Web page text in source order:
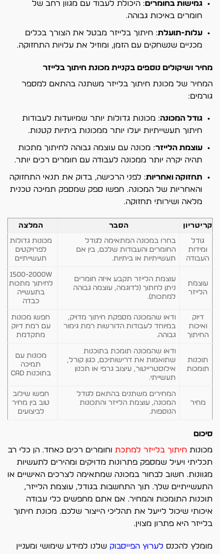
גמישות בחומרים: היכולת לעבוד עם מגוון רחב של
חומרים באיכות גבוהה.
עלות-תועלת: חיתוך בלייזר מבטל את הצורך בכלים
מכניים שנשחקים עם הזמן, ומוזיל את עלויות התחזוקה.
מחיר ושיקולים נוספים בקניית מכונת חיתוך בלייזר
המחיר של מכונת חיתוך בלייזר משתנה בהתאם למספר
גורמים:
גודל המכונה: מכונות גדולות יותר שמיועדות לעבודות
חיתוך תעשייתיות יעלו יותר ממכונות ביתיות קטנות.
עוצמת הלייזר: מכונה עם עוצמה גבוהה לחיתוך מתכות
תהיה יקרה יותר ממכונה לעבודה עם חומרים רכים יותר.
תחזוקה ואחריות: לפני הרכישה, בדוק את תנאי התחזוקה
והאחריות של המכונה. חפשו ספק שמספק תמיכה טכנית
מלאה ושירותי תחזוקה.
קריטריון הסבר המלצה
גודל
ומידות
העבודה
בחרו במכונה המתאימה לגודל
החומרים והעבודות שלכם, בין אם
תעשייתיות או ביתיות.
מכונות גדולות
לפרויקטים
תעשייתיים
עוצמת
הלייזר
עוצמת הלייזר תקבע איזה חומרים
ניתן לחתוך (לדוגמה, עוצמה גבוהה
למתכות).
1500-2000W
לחיתוך מתכות
בתעשייה
כבדה
דיוק
ואיכות
החיתוך
ודאו שהמכונה מספקת חיתוך מדויק,
במיוחד לעבודות הדורשות רמת גימור
גבוהה.
חפשו מכונות
עם רמת דיוק
מתקדמת
תוכנות
תומכות
ודאו שהמכונה תומכת בתוכנות
שתואמות את דרישותיכם, כגון קורל,
אילוסטרייטור, עיצוב גרפי או תכנון
תעשייתי.
מכונות עם
תמיכה
בתוכנות CAD
מחיר
המחירים משתנים בהתאם לגודל
המכונה, עוצמת הלייזר והתכונות
הנוספות.
חפשו שילוב
טוב בין מחיר
לביצועים
סיכום
מכונות חיתוך בלייזר למתכת וחומרים רכים כאחד. הן כלי רב
תכליתי ויעיל שמספק פתרונות מדויקים ומהירים לתעשיות
מגוונות. חשוב לבחור במכונה שמתאימה לצרכים האישיים או
התעשייתיים שלך. תוך התחשבות בגודל, עוצמת הלייזר,
תוכנות התומכות והמחיר. אם אתם מחפשים כלי עבודה
איכותי שיכול לייעל את תהליכי הייצור שלכם. מכונת חיתוך
בלייזר היא פתרון מצוין.
מומלץ להכנס לערוץ הפייסבוק שלנו למידע שימושי ומעניין